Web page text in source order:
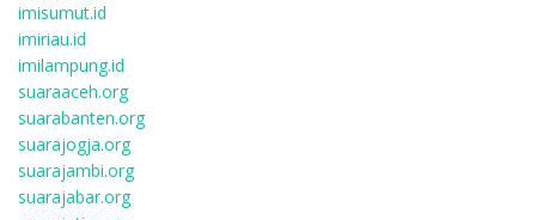
imisumut.id
imiriau.id
imilampung.id
suaraaceh.org
suarabanten.org
suarajogja.org
suarajambi.org
suarajabar.org